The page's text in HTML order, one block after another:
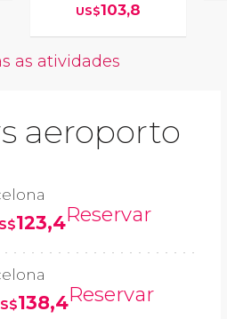
US$103,8
as atividades
aeroporto
123,4Reservar
138,4Reservar